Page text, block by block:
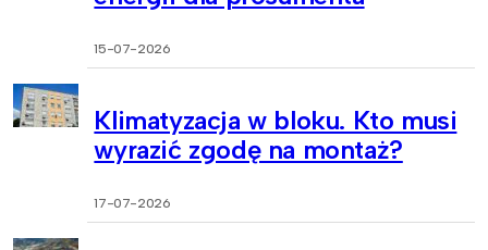
15-07-2026
Klimatyzacja w bloku. Kto musi
wyrazić zgodę na montaż?
17-07-2026